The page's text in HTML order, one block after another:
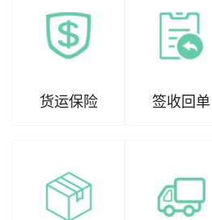
货运保险 签收回单